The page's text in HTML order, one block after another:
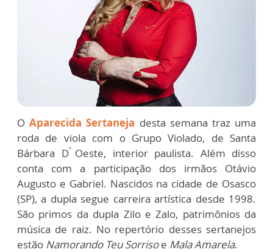
OAparecida Sertaneja desta semana traz uma
roda de viola com o Grupo Violado, de Santa
Bárbara D ́Oeste, interior paulista. Além disso
conta com a participação dos irmãos Otávio
Augusto e Gabriel. Nascidos na cidade de Osasco
(SP), a dupla segue carreira artística desde 1998.
São primos da dupla Zilo e Zalo, patrimônios da
música de raiz. No repertório desses sertanejos
estão Namorando Teu Sorrisoe Mala Amarela.